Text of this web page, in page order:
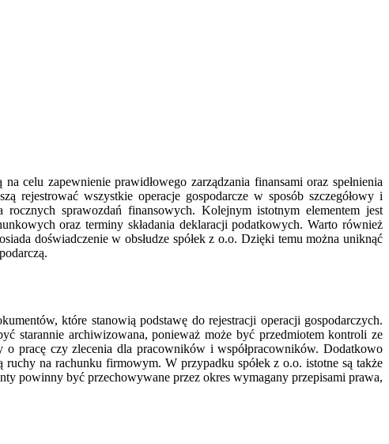
celu zapewnienie prawidłowego zarządzania finansami oraz spełnienia
rejestrować wszystkie operacje gospodarcze w sposób szczegółowy i
rocznych sprawozdań finansowych. Kolejnym istotnym elementem jest
oraz terminy składania deklaracji podatkowych. Warto również
doświadczenie w obsłudze spółek z o.o. Dzięki temu można uniknąć
które stanowią podstawę do rejestracji operacji gospodarczych.
starannie archiwizowana, ponieważ może być przedmiotem kontroli ze
pracę czy zlecenia dla pracowników i współpracowników. Dodatkowo
na rachunku firmowym. W przypadku spółek z o.o. istotne są także
powinny być przechowywane przez okres wymagany przepisami prawa,